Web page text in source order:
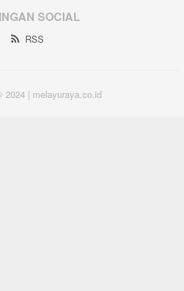
SOCIAL
RSS
2024 | melayuraya.co.id